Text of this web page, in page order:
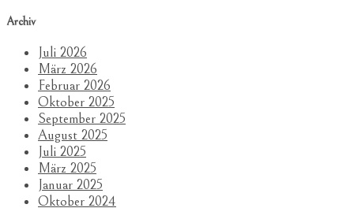
Archiv
Juli 2026
März 2026
Februar 2026
Oktober 2025
September 2025
August 2025
Juli 2025
März 2025
Januar 2025
Oktober 2024